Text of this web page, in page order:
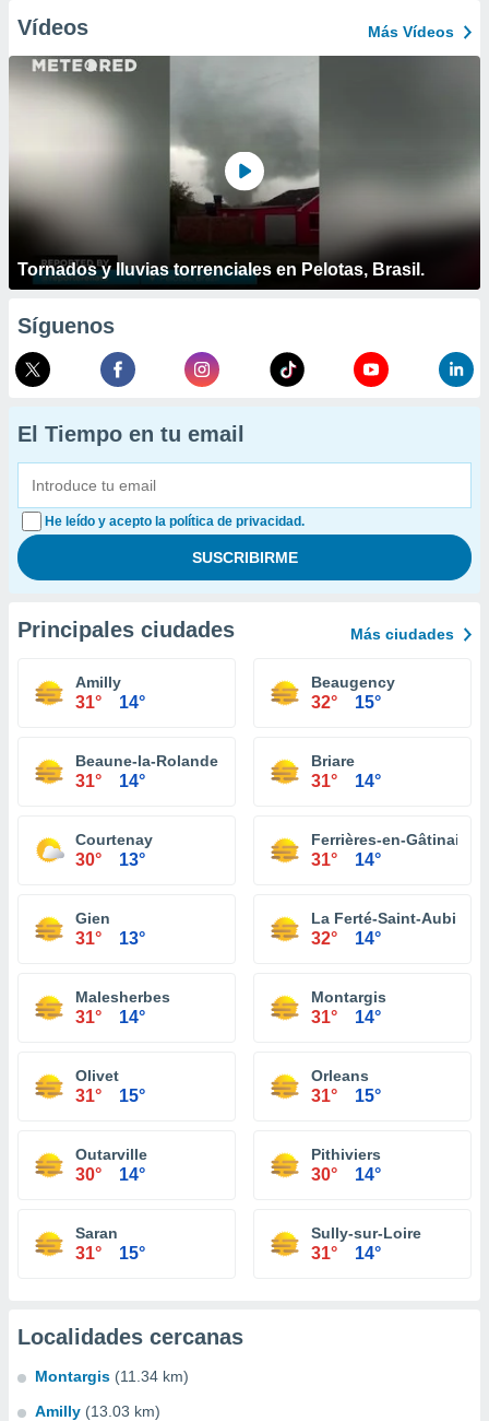
Vídeos Más Vídeos
Tornados y lluvias torrenciales en Pelotas, Brasil.
Síguenos
El Tiempo en tu email
He leído y acepto la política de privacidad.
Principales ciudades Más ciudades
Amilly
31° 14°
Beaugency
32° 15°
Beaune-la-Rolande
31° 14°
Briare
31° 14°
Courtenay
30° 13°
Ferrières-en-Gâtinais
31° 14°
Gien
31° 13°
La Ferté-Saint-Aubin
32° 14°
Malesherbes
31° 14°
Montargis
31° 14°
Olivet
31° 15°
Orleans
31° 15°
Outarville
30° 14°
Pithiviers
30° 14°
Saran
31° 15°
Sully-sur-Loire
31° 14°
Localidades cercanas
Montargis (11.34 km)
Amilly (13.03 km)